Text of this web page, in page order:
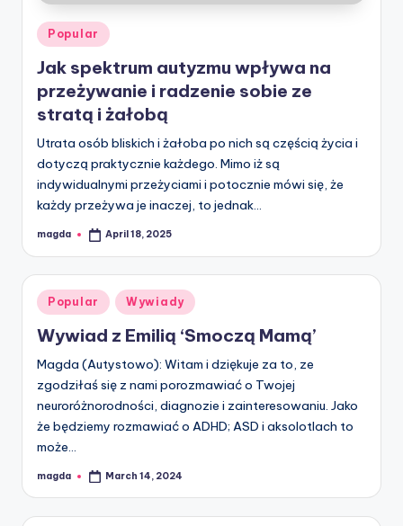
Posted
in
Popular
Jak spektrum autyzmu wpływa na
przeżywanie i radzenie sobie ze
stratą i żałobą
Utrata osób bliskich i żałoba po nich są częścią życia i
dotyczą praktycznie każdego. Mimo iż są
indywidualnymi przeżyciami i potocznie mówi się, że
każdy przeżywa je inaczej, to jednak…
Posted
magda April 18, 2025
Posted
in
Popular Wywiady
Wywiad z Emilią ‘Smoczą Mamą’
Magda (Autystowo): Witam i dziękuje za to, ze
zgodziłaś się z nami porozmawiać o Twojej
neuroróżnorodności, diagnozie i zainteresowaniu. Jako
że będziemy rozmawiać o ADHD; ASD i aksolotlach to
może…
Posted
magda March 14, 2024